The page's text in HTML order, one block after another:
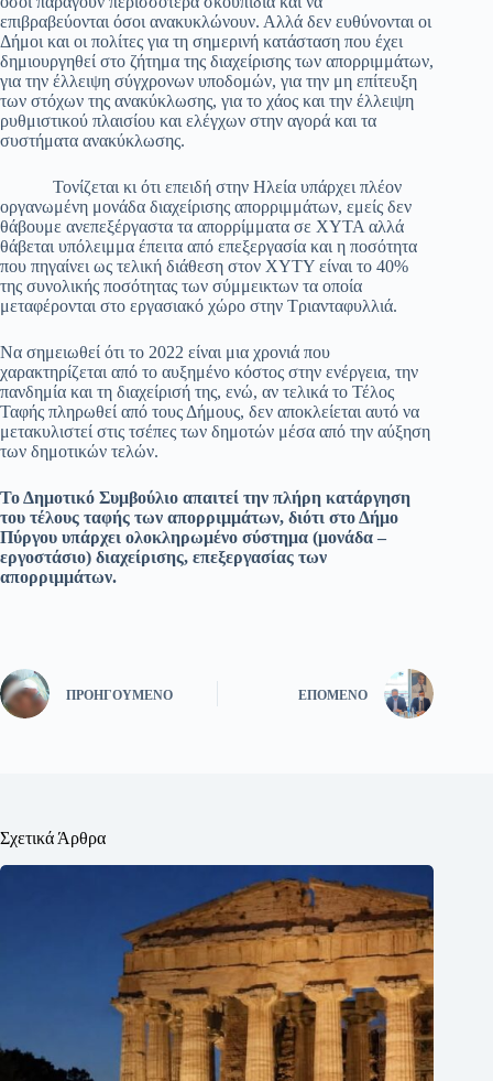
επιβραβεύονται όσοι ανακυκλώνουν. Αλλά δεν ευθύνονται οι
Δήμοι και οι πολίτες για τη σημερινή κατάσταση που έχει
δημιουργηθεί στο ζήτημα της διαχείρισης των απορριμμάτων,
για την έλλειψη σύγχρονων υποδομών, για την μη επίτευξη
των στόχων της ανακύκλωσης, για το χάος και την έλλειψη
ρυθμιστικού πλαισίου και ελέγχων στην αγορά και τα
συστήματα ανακύκλωσης.
Τονίζεται κι ότι επειδή στην Ηλεία υπάρχει πλέον
οργανωμένη μονάδα διαχείρισης απορριμμάτων, εμείς δεν
θάβουμε ανεπεξέργαστα τα απορρίμματα σε ΧΥΤΑ αλλά
θάβεται υπόλειμμα έπειτα από επεξεργασία και η ποσότητα
που πηγαίνει ως τελική διάθεση στον ΧΥΤΥ είναι το 40%
της συνολικής ποσότητας των σύμμεικτων τα οποία
μεταφέρονται στο εργασιακό χώρο στην Τριανταφυλλιά.
Να σημειωθεί ότι το 2022 είναι μια χρονιά που
χαρακτηρίζεται από το αυξημένο κόστος στην ενέργεια, την
πανδημία και τη διαχείρισή της, ενώ, αν τελικά το Τέλος
Ταφής πληρωθεί από τους Δήμους, δεν αποκλείεται αυτό να
μετακυλιστεί στις τσέπες των δημοτών μέσα από την αύξηση
των δημοτικών τελών.
Το Δημοτικό Συμβούλιο απαιτεί την πλήρη κατάργηση
του τέλους ταφής των απορριμμάτων, διότι στο Δήμο
Πύργου υπάρχει ολοκληρωμένο σύστημα (μονάδα –
εργοστάσιο) διαχείρισης, επεξεργασίας των
απορριμμάτων.
ΠΡΟΗΓΟΎΜΕΝΟ ΕΠΌΜΕΝΟ
Σχετικά Άρθρα